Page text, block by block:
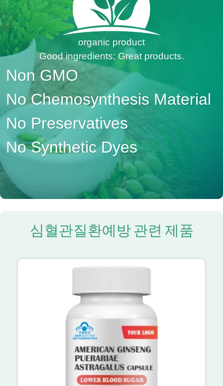
organic product
Good ingredients; Great products.
Non GMO
No Chemosynthesis Material
No Preservatives
No Synthetic Dyes
심혈관질환예방 관련 제품